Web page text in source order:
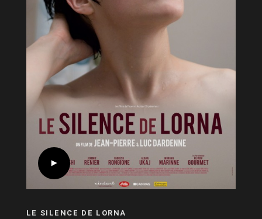
LE SILENCE DE LORNA